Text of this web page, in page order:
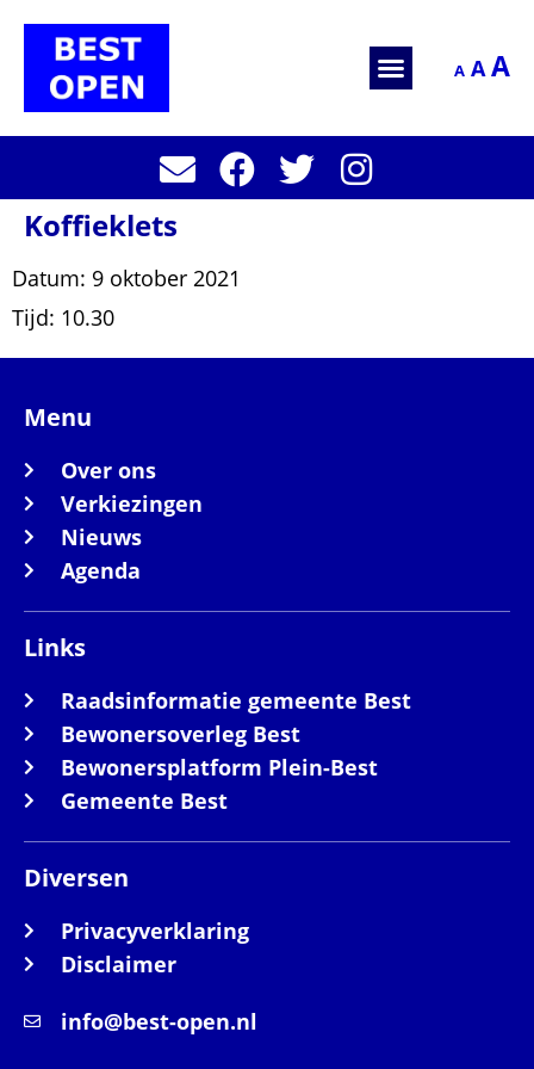
A A A
Koffieklets
Datum: 9 oktober 2021
Tijd: 10.30
Menu
Over ons
Verkiezingen
Nieuws
Agenda
Links
Raadsinformatie gemeente Best
Bewonersoverleg Best
Bewonersplatform Plein-Best
Gemeente Best
Diversen
Privacyverklaring
Disclaimer
info@best-open.nl